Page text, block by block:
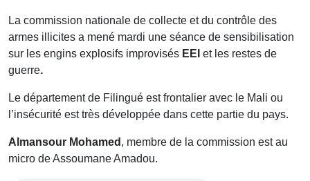
La commission nationale de collecte et du contrôle des
armes illicites a mené mardi une séance de sensibilisation
sur les engins explosifs improvisés EEI et les restes de
guerre.
Le département de Filingué est frontalier avec le Mali ou
l’insécurité est très développée dans cette partie du pays.
Almansour Mohamed , membre de la commission est au
micro de Assoumane Amadou.